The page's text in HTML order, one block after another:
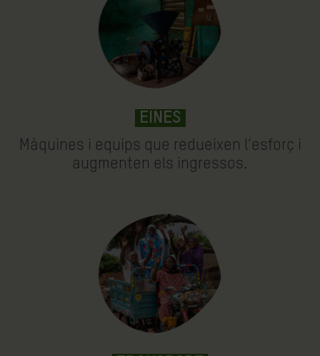
EINES
Màquines i equips que redueixen l’esforç i
augmenten els ingressos.